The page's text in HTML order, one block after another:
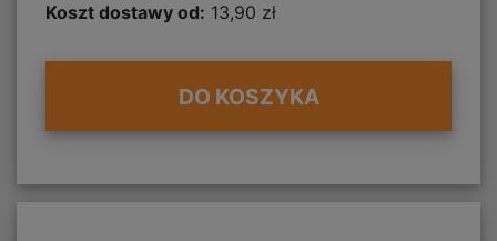
Koszt dostawy od: 13,90 zł
DO KOSZYKA